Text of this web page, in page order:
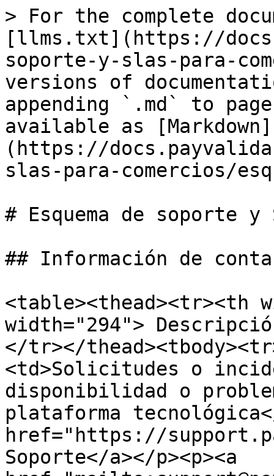
> For the complete
[llms.txt](https://
soporte-y-slas-para-
versions of
appending `.md` to
available as [Markdown]
(https://
slas-para-comercios/
# Esquema de soporte y
## Información de
<table><thead><tr><th
width="294">
</tr></
<td>Solicitudes o
disponibilidad o
plataforma
href="https://
Soporte</a></p><p><a